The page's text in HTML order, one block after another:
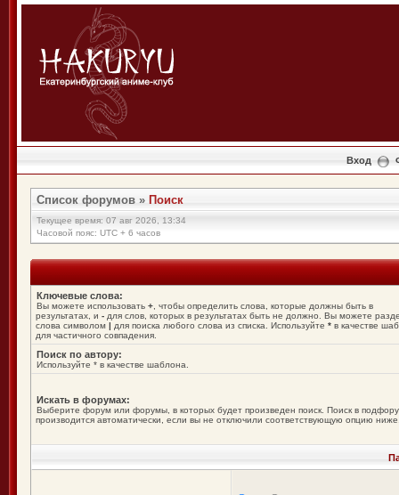
Вход
Список форумов » Поиск
Текущее время: 07 авг 2026, 13:34
Часовой пояс: UTC + 6 часов
Ключевые слова:
Вы можете использовать + , чтобы определить слова, которые должны быть в
результатах, и - для слов, которых в результатах быть не должно. Вы можете
слова символом | для поиска любого слова из списка. Используйте * в качестве
для частичного совпадения.
Поиск по автору:
Используйте * в качестве шаблона.
Искать в форумах:
Выберите форум или форумы, в которых будет произведен поиск. Поиск в
производится автоматически, если вы не отключили соответствующую опцию